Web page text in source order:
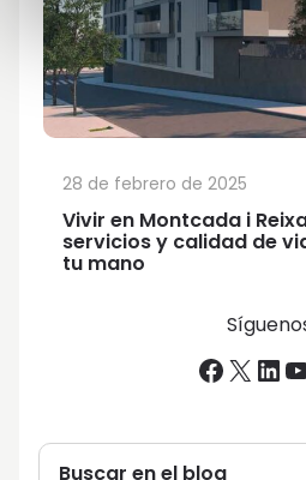
Vivir en Montcada i
servicios y calidad de
tu mano
28 de febrero de 2025
X
Buscar en el blog